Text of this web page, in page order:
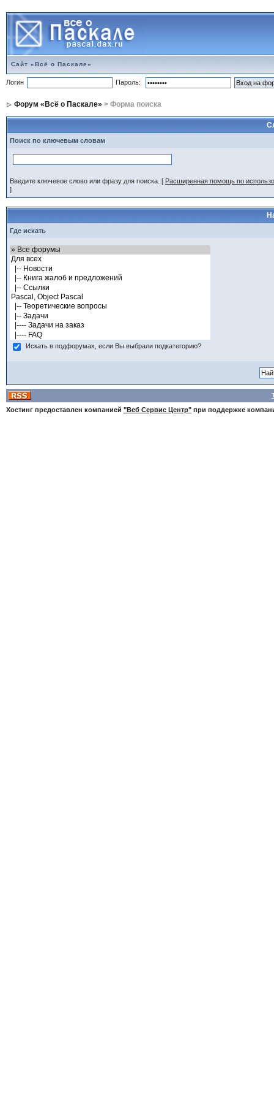
Сайт «Всё о Паскале»
Логин Пароль:
Форум «Всё о Паскале» > Форма поиска
Поиск по ключевым словам
Введите ключевое слово или фразу для поиска. [ Расширенная помощь по
]
Где искать
Искать в подфорумах, если Вы выбрали подкатегорию?
Хостинг предоставлен компанией "Веб Сервис Центр"при поддержке